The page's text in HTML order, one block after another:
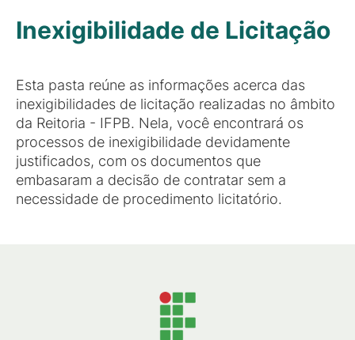
Inexigibilidade de Licitação
Esta pasta reúne as informações acerca das
inexigibilidades de licitação realizadas no âmbito
da Reitoria - IFPB. Nela, você encontrará os
processos de inexigibilidade devidamente
justificados, com os documentos que
embasaram a decisão de contratar sem a
necessidade de procedimento licitatório.